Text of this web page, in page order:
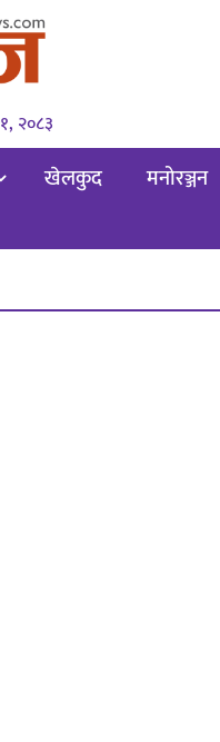
२०८३
खेलकुद मनोरञ्जन